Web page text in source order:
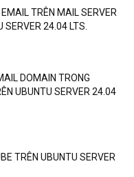
TRÊN MAIL SERVER
SERVER 24.04 LTS.
DOMAIN TRONG
UBUNTU SERVER 24.04
TRÊN UBUNTU SERVER